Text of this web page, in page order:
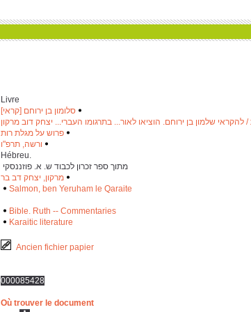
Livre
סלומון בן ירוחם [קראי]
להקראי שלמון בן ירוחם. הוציאו לאור... בתרגומו העברי... יצחק דוב מרקון
פרוש על מגלת רות
ורשה, תרפ"ו
Hébreu.
מרקון, יצחק דב בר
Salmon, ben Yeruham le Qaraite
Bible. Ruth -- Commentaries
Karaitic literature
Ancien fichier papier
000085428
Où trouver le document